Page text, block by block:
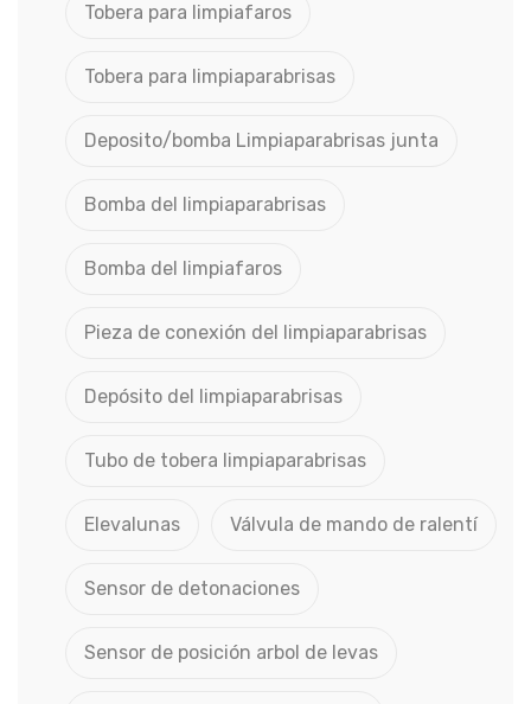
Tobera para limpiafaros
Tobera para limpiaparabrisas
Deposito/bomba Limpiaparabrisas junta
Bomba del limpiaparabrisas
Bomba del limpiafaros
Pieza de conexión del limpiaparabrisas
Depósito del limpiaparabrisas
Tubo de tobera limpiaparabrisas
Elevalunas Válvula de mando de ralentí
Sensor de detonaciones
Sensor de posición arbol de levas